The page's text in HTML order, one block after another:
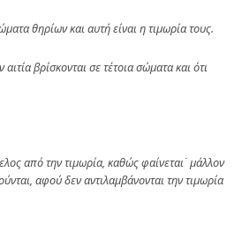
θηρίων και αυτή είναι η τιμωρία τους.
αιτία βρίσκονται σε τέτοια σώματα και ότι
από την τιμωρία, κα­θώς φαίνεται˙ μάλλον
αφού δεν αντιλαμβάνονται την τιμωρία